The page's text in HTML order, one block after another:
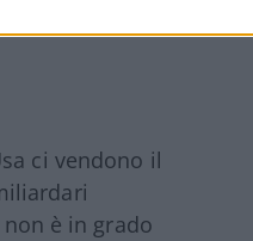
ci vendono il
non è in grado